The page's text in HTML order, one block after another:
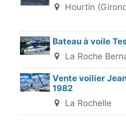
Hourtin
Bateau à voile
La Roche
Vente voilier
1982
La Rochelle